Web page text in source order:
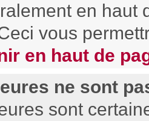
en haut
vous
en haut de
ne sont
sont